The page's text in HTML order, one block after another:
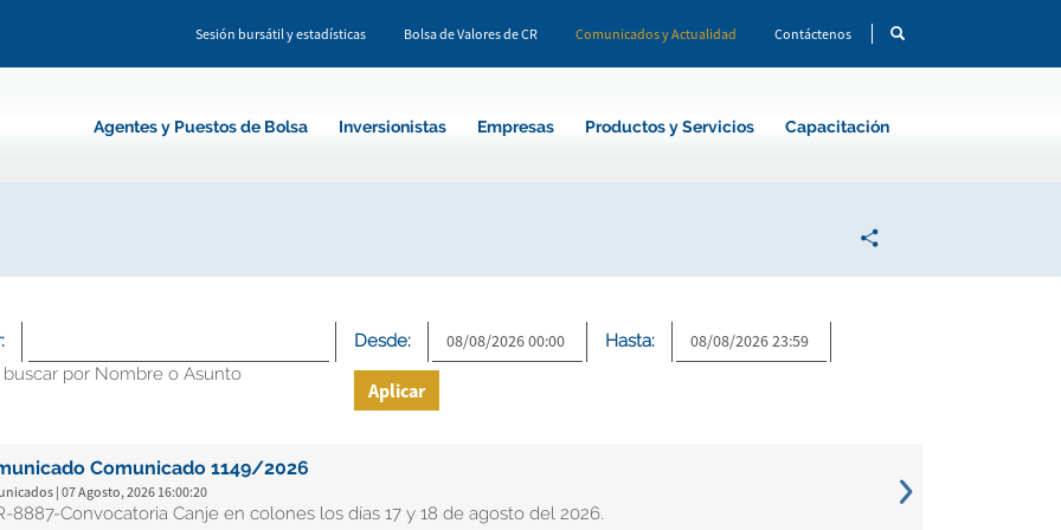
Sesión bursátil y estadísticas Bolsa de Valores de CR Comunicados y Actualidad Contáctenos
Agentes y Puestos de Bolsa Inversionistas Empresas Productos y Servicios Capacitación
buscar por Nombre o Asunto
Desde: Hasta:
Aplicar
Comunicado 1149/2026
| 07 Agosto, 2026 16:00:20
8887-Convocatoria Canje en colones los días 17 y 18 de agosto del 2026.